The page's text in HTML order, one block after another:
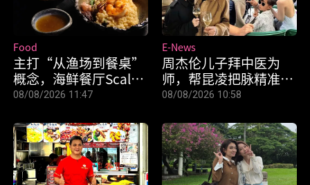
主打“从渔场到餐桌”
概念，海鲜餐厅Scaled
by Ah Hua Kelong将
Food
08/08/2026 11:47
周杰伦儿子拜中医为
师，帮昆凌把脉精准说
中“这件事”
E-News
08/08/2026 10:58